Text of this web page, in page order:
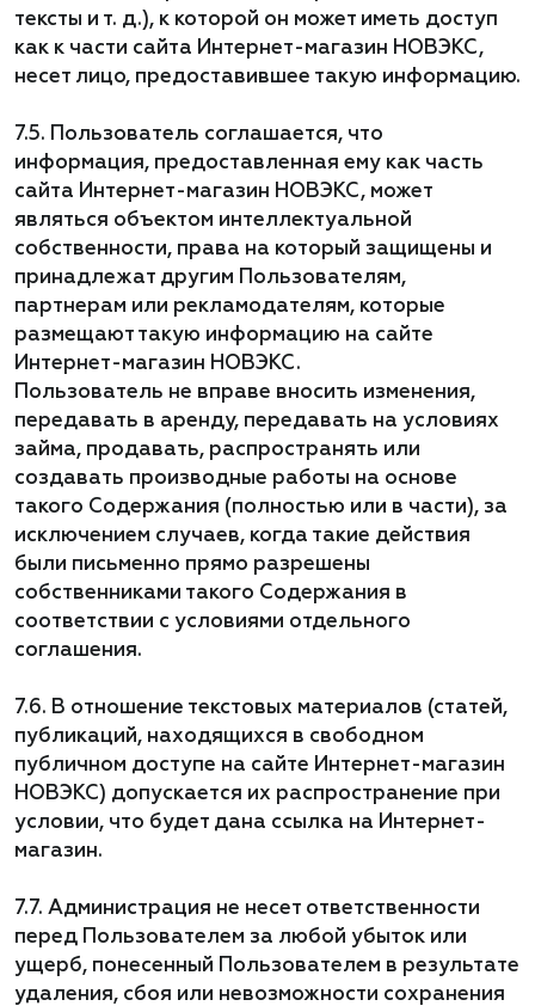
тексты и т. д.), к которой он может иметь доступ
как к части сайта Интернет-магазин НОВЭКС,
несет лицо, предоставившее такую информацию.
7.5. Пользователь соглашается, что
информация, предоставленная ему как часть
сайта Интернет-магазин НОВЭКС, может
являться объектом интеллектуальной
собственности, права на который защищены и
принадлежат другим Пользователям,
партнерам или рекламодателям, которые
размещают такую информацию на сайте
Интернет-магазин НОВЭКС.
Пользователь не вправе вносить изменения,
передавать в аренду, передавать на условиях
займа, продавать, распространять или
создавать производные работы на основе
такого Содержания (полностью или в части), за
исключением случаев, когда такие действия
были письменно прямо разрешены
собственниками такого Содержания в
соответствии с условиями отдельного
соглашения.
7.6. В отношение текстовых материалов (статей,
публикаций, находящихся в свободном
публичном доступе на сайте Интернет-магазин
НОВЭКС) допускается их распространение при
условии, что будет дана ссылка на Интернет-
магазин.
7.7. Администрация не несет ответственности
перед Пользователем за любой убыток или
ущерб, понесенный Пользователем в результате
удаления, сбоя или невозможности сохранения